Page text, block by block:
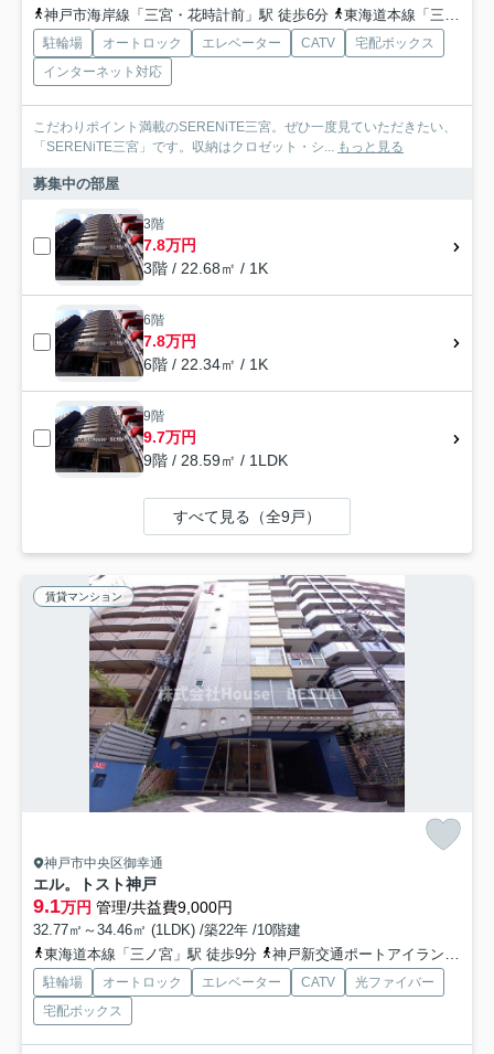
神戸市海岸線「三宮・花時計前」駅 徒歩6分
東海道本線「三ノ宮」駅 徒歩9分
駐輪場 オートロック エレベーター CATV
宅配ボックス
インターネット対応
こだわりポイント満載のSERENiTE三宮。ぜひ一度見ていただきたい、
「SERENiTE三宮」です。収納はクロゼット・シ...
もっと見る
募集中の部屋
3階
7.8万円
3階 / 22.68㎡ / 1K
6階
7.8万円
6階 / 22.34㎡ / 1K
9階
9.7万円
9階 / 28.59㎡ / 1LDK
すべて見る（全9戸）
賃貸マンション
神戸市中央区御幸通
エル。トスト神戸
9.1万円 管理/共益費9,000円
32.77㎡～34.46㎡ (1LDK) /築22年 /10階建
東海道本線「三ノ宮」駅 徒歩9分
神戸新交通ポートアイランド線「貿易センター」駅 徒歩10分
駐輪場 オートロック エレベーター CATV
光ファイバー
宅配ボックス